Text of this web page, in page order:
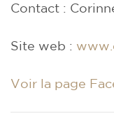
Contact :
Site web :
Voir la page